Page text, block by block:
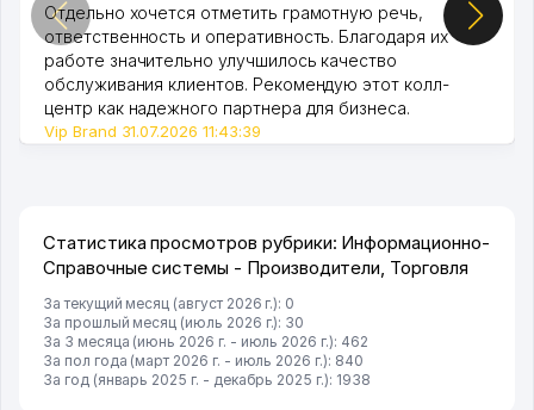
Отдельно хочется отметить грамотную речь,
ответственность и оперативность. Благодаря их
работе значительно улучшилось качество
обслуживания клиентов. Рекомендую этот колл-
центр как надежного партнера для бизнеса.
Vip Brand 31.07.2026 11:43:39
Статистика просмотров рубрики: Информационно-
Справочные системы - Производители, Торговля
За текущий месяц (август 2026 г.): 0
За прошлый месяц (июль 2026 г.): 30
За 3 месяца (июнь 2026 г. - июль 2026 г.): 462
За пол года (март 2026 г. - июль 2026 г.): 840
За год (январь 2025 г. - декабрь 2025 г.): 1938